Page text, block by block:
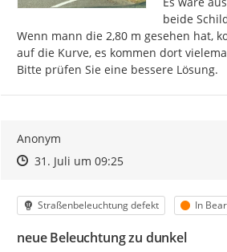
beide
Wenn mann die 2,80 m gesehen hat,
auf die Kurve, es kommen dort
Bitte prüfen Sie eine bessere Lösung.
Anonym
Zeitpunkt des Erstellens
Zeitpunkt des Erstellens
31. Juli um 09:25Zur Äußerung
Kategorie
Straßenbeleuchtung defekt Status
In
neue Beleuchtung zu dunkel